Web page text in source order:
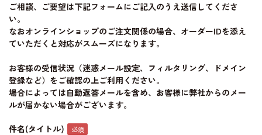
ご相談、ご要望は下記フォームにご記入のうえ送信してくださ
い。
なおオンラインショップのご注文関係の場合、オーダーIDを添え
ていただくと対応がスムーズになります。
お客様の受信状況（迷惑メール設定、フィルタリング、ドメイン
登録など）をご確認の上ご利用ください。
場合によっては自動返答メールを含め、お客様に弊社からのメー
ルが届かない場合がございます。
件名(タイトル)